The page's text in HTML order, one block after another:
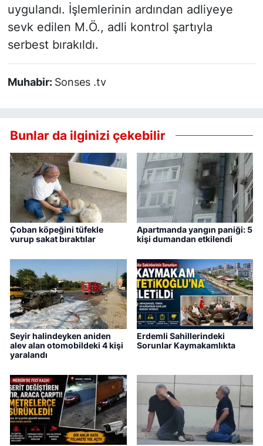
uygulandı. İşlemlerinin ardından adliyeye
sevk edilen M.Ö., adli kontrol şartıyla
serbest bırakıldı.
Muhabir: Sonses .tv
Bunlar da ilginizi çekebilir
Çoban köpeğini tüfekle
vurup sakat bıraktılar
Apartmanda yangın paniği: 5
kişi dumandan etkilendi
Seyir halindeyken aniden
alev alan otomobildeki 4 kişi
yaralandı
Erdemli Sahillerindeki
Sorunlar Kaymakamlıkta